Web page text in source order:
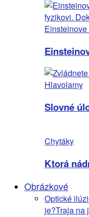
Hlavolamy
Slovné
Chytáky
Ktorá
Obrázkové
Optické
je?Traja na